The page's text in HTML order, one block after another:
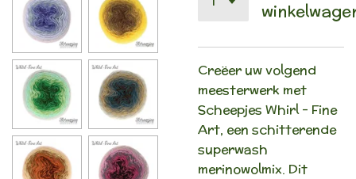
Creëer uw volgend
meesterwerk met
Scheepjes Whirl - Fine
Art, een schitterende
superwash
merinowolmix. Dit